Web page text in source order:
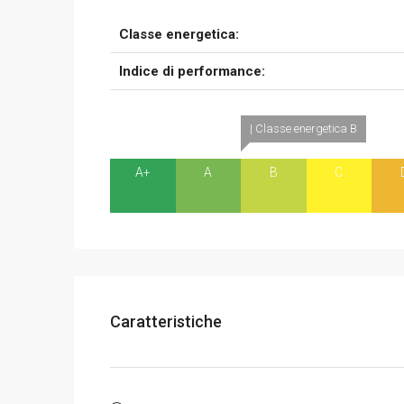
Classe energetica:
Indice di performance:
A+ A
| Classe energetica B
B C
Caratteristiche